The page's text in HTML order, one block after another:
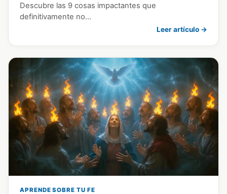
Descubre las 9 cosas impactantes que
definitivamente no…
Leer artículo →
APRENDE SOBRE TU FE